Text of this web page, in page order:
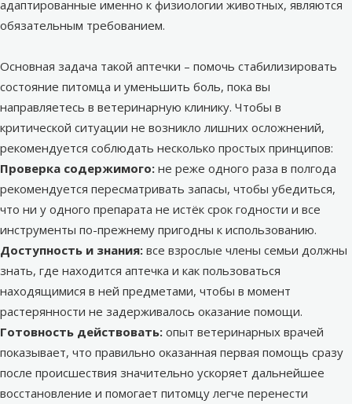
адаптированные именно к физиологии животных, являются
обязательным требованием.
Основная задача такой аптечки – помочь стабилизировать
состояние питомца и уменьшить боль, пока вы
направляетесь в ветеринарную клинику. Чтобы в
критической ситуации не возникло лишних осложнений,
рекомендуется соблюдать несколько простых принципов:
Проверка содержимого: не реже одного раза в полгода
рекомендуется пересматривать запасы, чтобы убедиться,
что ни у одного препарата не истёк срок годности и все
инструменты по-прежнему пригодны к использованию.
Доступность и знания: все взрослые члены семьи должны
знать, где находится аптечка и как пользоваться
находящимися в ней предметами, чтобы в момент
растерянности не задерживалось оказание помощи.
Готовность действовать: опыт ветеринарных врачей
показывает, что правильно оказанная первая помощь сразу
после происшествия значительно ускоряет дальнейшее
восстановление и помогает питомцу легче перенести